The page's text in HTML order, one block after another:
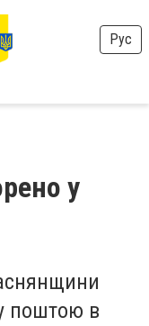
Рус
у
поштою в